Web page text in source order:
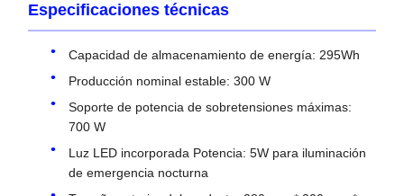
Especificaciones técnicas
Capacidad de almacenamiento de energía: 295Wh
Producción nominal estable: 300 W
Soporte de potencia de sobretensiones máximas:
700 W
Luz LED incorporada Potencia: 5W para iluminación
de emergencia nocturna